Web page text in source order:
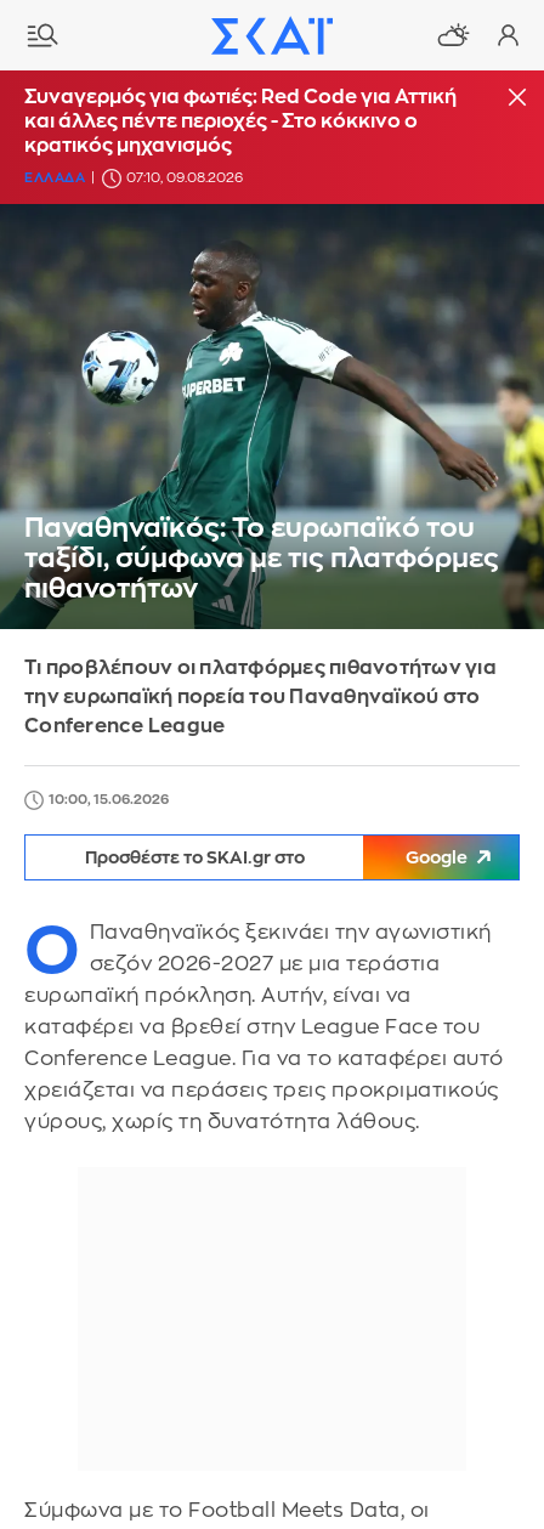
Συναγερμός για φωτιές: Red Code για Αττική
και άλλες πέντε περιοχές - Στο κόκκινο ο
κρατικός μηχανισμός
ΕΛΛΑΔΑ 07:10, 09.08.2026
Παναθηναϊκός: Το ευρωπαϊκό του
ταξίδι, σύμφωνα με τις πλατφόρμες
πιθανοτήτων
Τι προβλέπουν οι πλατφόρμες πιθανοτήτων για
την ευρωπαϊκή πορεία του Παναθηναϊκού στο
Conference League
10:00, 15.06.2026
Προσθέστε το SKAI.gr στο Google
Ο
Παναθηναϊκός ξεκινάει την αγωνιστική
σεζόν 2026-2027 με μια τεράστια
ευρωπαϊκή πρόκληση. Αυτήν, είναι να
καταφέρει να βρεθεί στην League Face του
Conference League. Για να το καταφέρει αυτό
χρειάζεται να περάσεις τρεις προκριματικούς
γύρους, χωρίς τη δυνατότητα λάθους.
Σύμφωνα με το Football Meets Data, οι